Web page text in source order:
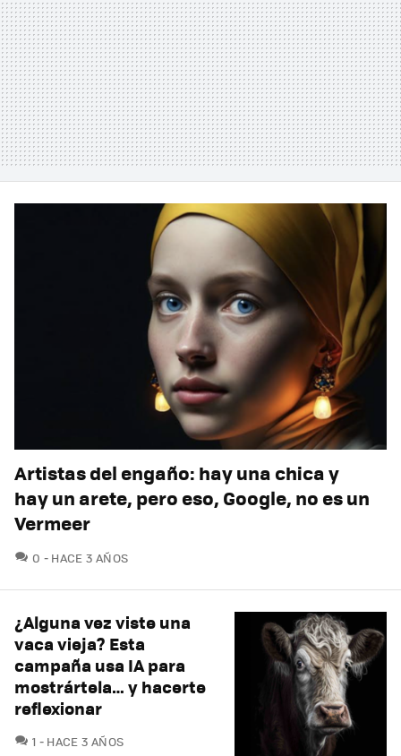
Artistas del engaño: hay una chica y
hay un arete, pero eso, Google, no es un
Vermeer
0 COMENTARIOS
HACE 3 AÑOS
¿Alguna vez viste una
vaca vieja? Esta
campaña usa IA para
mostrártela… y hacerte
reflexionar
1 COMENTARIOS
HACE 3 AÑOS